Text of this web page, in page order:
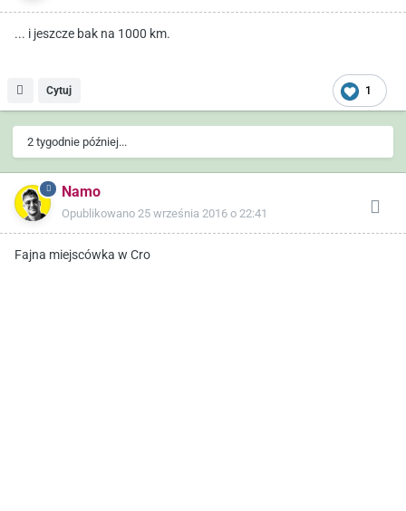
... i jeszcze bak na 1000 km.
1
Cytuj
2 tygodnie później...
Namo
Opublikowano 25 września 2016 o 22:41
Fajna miejscówka w Cro